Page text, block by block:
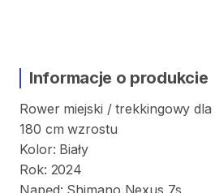
Informacje o produkcie
Rower miejski ​/​ trekkingowy dla
180 cm wzrostu
Kolor: Biały
Rok: 2024
Napęd: Shimano Nexus 7s